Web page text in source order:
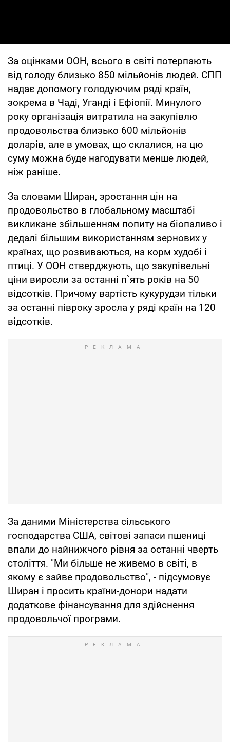
За оцінками ООН, всього в світі потерпають
від голоду близько 850 мільйонів людей. СПП
надає допомогу голодуючим ряді країн,
зокрема в Чаді, Уганді і Ефіопії. Минулого
року організація витратила на закупівлю
продовольства близько 600 мільйонів
доларів, але в умовах, що склалися, на цю
суму можна буде нагодувати менше людей,
ніж раніше.
За словами Ширан, зростання цін на
продовольство в глобальному масштабі
викликане збільшенням попиту на біопаливо і
дедалі більшим використанням зернових у
країнах, що розвиваються, на корм худобі і
птиці. У ООН стверджують, що закупівельні
ціни виросли за останні п`ять років на 50
відсотків. Причому вартість кукурудзи тільки
за останні півроку зросла у ряді країн на 120
відсотків.
За даними Міністерства сільського
господарства США, світові запаси пшениці
впали до найнижчого рівня за останні чверть
століття. "Ми більше не живемо в світі, в
якому є зайве продовольство", - підсумовує
Ширан і просить країни-донори надати
додаткове фінансування для здійснення
продовольчої програми.